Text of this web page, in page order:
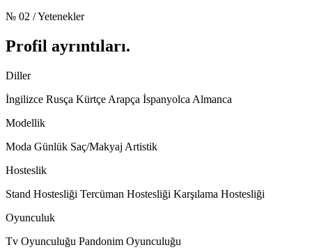
№ 02 / Yetenekler
Profil ayrıntıları.
Diller
İngilizce Rusça Kürtçe Arapça İspanyolca Almanca
Modellik
Moda Günlük Saç/Makyaj Artistik
Hosteslik
Stand Hostesliği Tercüman Hostesliği Karşılama Hostesliği
Oyunculuk
Tv Oyunculuğu Pandonim Oyunculuğu